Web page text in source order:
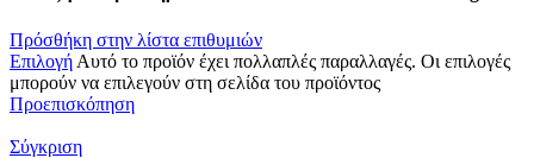
Πρόσθήκη στην λίστα επιθυμιών
Επιλογή Αυτό το προϊόν έχει πολλαπλές παραλλαγές. Οι επιλογές
μπορούν να επιλεγούν στη σελίδα του προϊόντος
Προεπισκόπηση
Σύγκριση